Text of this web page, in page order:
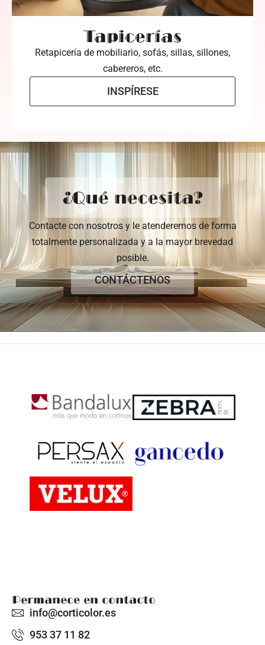
Tapicerías
Retapicería de mobiliario, sofás, sillas, sillones,
cabereros, etc.
INSPÍRESE
¿Qué necesita?
Contacte con nosotros y le atenderemos de forma
totalmente personalizada y a la mayor brevedad
posible.
CONTÁCTENOS
Permanece en contacto
info@corticolor.es
953 37 11 82